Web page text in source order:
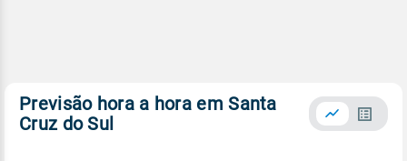
Previsão hora a hora em Santa
Cruz do Sul